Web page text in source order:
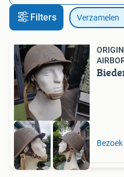
Filters Verzamelen